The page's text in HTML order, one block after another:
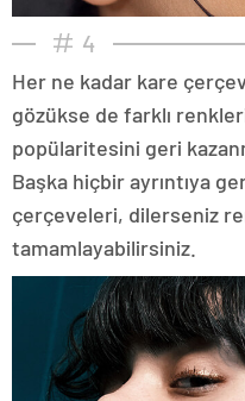
4
Her ne kadar kare
gözükse de farklı
popülaritesini geri
Başka hiçbir ayrıntıya
çerçeveleri, dilerseniz
tamamlayabilirsiniz.